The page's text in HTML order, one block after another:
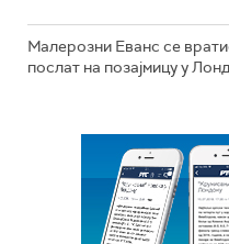
Малерозни Еванс се
послат на позајмицу у